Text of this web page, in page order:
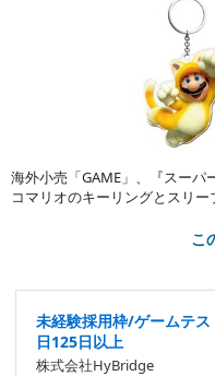
海外小売「GAME」、『スーパ
コマリオのキーリングとスリー
こ
未経験採用枠/ゲームテ
日125日以上
株式会社HyBridge